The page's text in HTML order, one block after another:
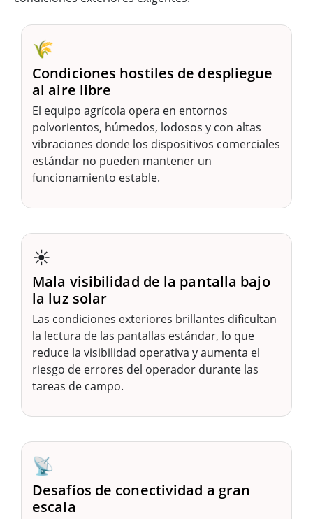
🌾
Condiciones hostiles de despliegue
al aire libre
El equipo agrícola opera en entornos
polvorientos, húmedos, lodosos y con altas
vibraciones donde los dispositivos comerciales
estándar no pueden mantener un
funcionamiento estable.
☀️
Mala visibilidad de la pantalla bajo
la luz solar
Las condiciones exteriores brillantes dificultan
la lectura de las pantallas estándar, lo que
reduce la visibilidad operativa y aumenta el
riesgo de errores del operador durante las
tareas de campo.
📡
Desafíos de conectividad a gran
escala